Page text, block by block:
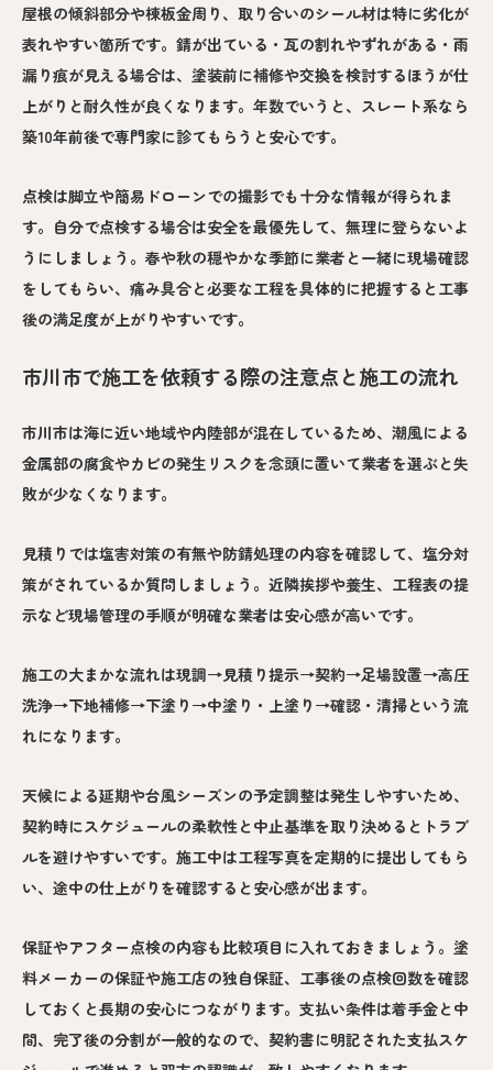
屋根の傾斜部分や棟板金周り、取り合いのシール材は特に劣化が
表れやすい箇所です。錆が出ている・瓦の割れやずれがある・雨
漏り痕が見える場合は、塗装前に補修や交換を検討するほうが仕
上がりと耐久性が良くなります。年数でいうと、スレート系なら
築10年前後で専門家に診てもらうと安心です。
点検は脚立や簡易ドローンでの撮影でも十分な情報が得られま
す。自分で点検する場合は安全を最優先して、無理に登らないよ
うにしましょう。春や秋の穏やかな季節に業者と一緒に現場確認
をしてもらい、痛み具合と必要な工程を具体的に把握すると工事
後の満足度が上がりやすいです。
市川市で施工を依頼する際の注意点と施工の流れ
市川市は海に近い地域や内陸部が混在しているため、潮風による
金属部の腐食やカビの発生リスクを念頭に置いて業者を選ぶと失
敗が少なくなります。
見積りでは塩害対策の有無や防錆処理の内容を確認して、塩分対
策がされているか質問しましょう。近隣挨拶や養生、工程表の提
示など現場管理の手順が明確な業者は安心感が高いです。
施工の大まかな流れは現調→見積り提示→契約→足場設置→高圧
洗浄→下地補修→下塗り→中塗り・上塗り→確認・清掃という流
れになります。
天候による延期や台風シーズンの予定調整は発生しやすいため、
契約時にスケジュールの柔軟性と中止基準を取り決めるとトラブ
ルを避けやすいです。施工中は工程写真を定期的に提出してもら
い、途中の仕上がりを確認すると安心感が出ます。
保証やアフター点検の内容も比較項目に入れておきましょう。塗
料メーカーの保証や施工店の独自保証、工事後の点検回数を確認
しておくと長期の安心につながります。支払い条件は着手金と中
間、完了後の分割が一般的なので、契約書に明記された支払スケ